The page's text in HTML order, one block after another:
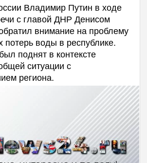
Владимир Путин в ходе
с главой ДНР Денисом
внимание на проблему
потерь воды в республике.
поднят в контексте
ситуации с
региона.